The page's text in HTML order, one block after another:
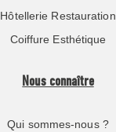
Hôtellerie Restauration
Coiffure Esthétique
Nous connaître
Qui sommes-nous ?